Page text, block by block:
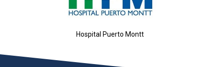
Hospital Puerto Montt